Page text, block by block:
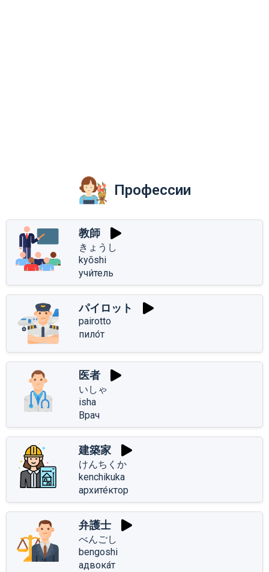
Профессии
教師
きょうし
kyōshi
учи́тель
パイロット
pairotto
пило́т
医者
いしゃ
isha
Врач
建築家
けんちくか
kenchikuka
архите́ктор
弁護士
べんごし
bengoshi
адвока́т